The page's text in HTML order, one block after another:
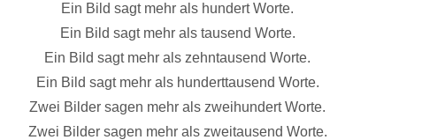
Ein Bild sagt mehr als hundert Worte.
Ein Bild sagt mehr als tausend Worte.
Ein Bild sagt mehr als zehntausend Worte.
Ein Bild sagt mehr als hunderttausend Worte.
Zwei Bilder sagen mehr als zweihundert Worte.
Zwei Bilder sagen mehr als zweitausend Worte.